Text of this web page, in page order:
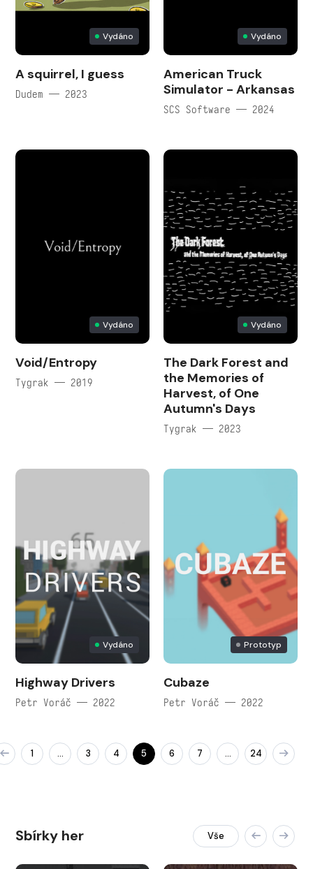
Vydáno
A squirrel, I guess
Dudem — 2023
Vydáno
American Truck
Simulator - Arkansas
SCS Software — 2024
Vydáno
Void/Entropy
Tygrak — 2019
Vydáno
The Dark Forest and
the Memories of
Harvest, of One
Autumn's Days
Tygrak — 2023
Vydáno
Highway Drivers
Petr Voráč — 2022
Prototyp
Cubaze
Petr Voráč — 2022
1 … 3 4 5 6 7 … 24
Sbírky her Vše